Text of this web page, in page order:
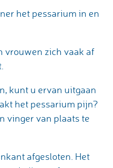
het pessarium in en
vrouwen zich vaak af
kunt u ervan uitgaan
het pessarium pijn?
vinger van plaats te
afgesloten. Het